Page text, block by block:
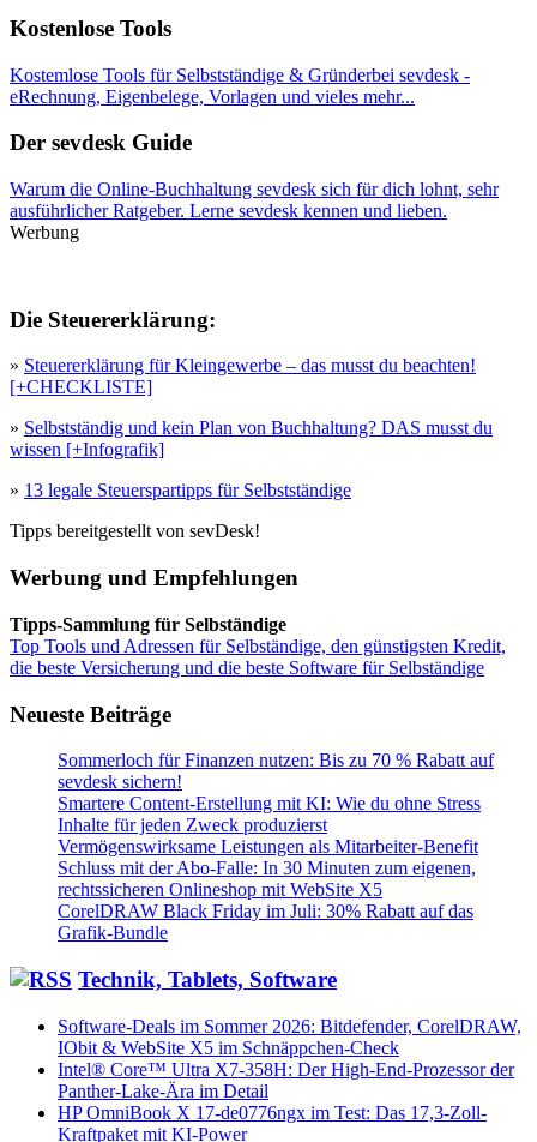
Kostenlose Tools
Kostemlose Tools für Selbstständige & Gründerbei sevdesk -
eRechnung, Eigenbelege, Vorlagen und vieles mehr...
Der sevdesk Guide
Warum die Online-Buchhaltung sevdesk sich für dich lohnt, sehr
ausführlicher Ratgeber. Lerne sevdesk kennen und lieben.
Werbung
Die Steuererklärung:
» Steuererklärung für Kleingewerbe – das musst du beachten!
[+CHECKLISTE]
» Selbstständig und kein Plan von Buchhaltung? DAS musst du
wissen [+Infografik]
» 13 legale Steuerspartipps für Selbstständige
Tipps bereitgestellt von sevDesk!
Werbung und Empfehlungen
Tipps-Sammlung für Selbständige
Top Tools und Adressen für Selbständige, den günstigsten Kredit,
die beste Versicherung und die beste Software für Selbständige
Neueste Beiträge
Sommerloch für Finanzen nutzen: Bis zu 70 % Rabatt auf
sevdesk sichern!
Smartere Content-Erstellung mit KI: Wie du ohne Stress
Inhalte für jeden Zweck produzierst
Vermögenswirksame Leistungen als Mitarbeiter-Benefit
Schluss mit der Abo-Falle: In 30 Minuten zum eigenen,
rechtssicheren Onlineshop mit WebSite X5
CorelDRAW Black Friday im Juli: 30% Rabatt auf das
Grafik-Bundle
Technik, Tablets, Software
Software-Deals im Sommer 2026: Bitdefender, CorelDRAW,
IObit & WebSite X5 im Schnäppchen-Check
Intel® Core™ Ultra X7-358H: Der High-End-Prozessor der
Panther-Lake-Ära im Detail
HP OmniBook X 17-de0776ngx im Test: Das 17,3-Zoll-
Kraftpaket mit KI-Power